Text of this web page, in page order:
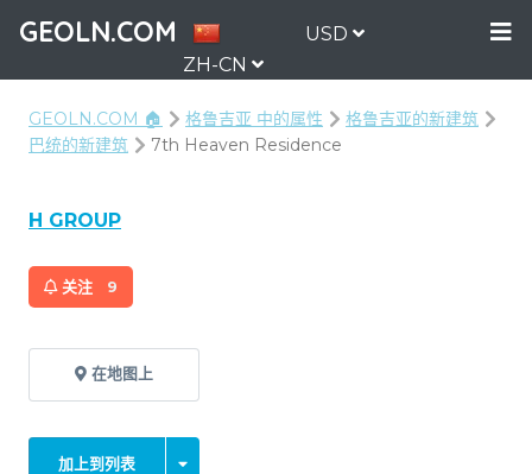
GEOLN.COM
ZH-CN
USD
GEOLN.COM 🏠 格鲁吉亚 中的属性
格鲁吉亚的新建筑
巴统的新建筑
7th Heaven Residence
H GROUP
关注 9
在地图上
加上到列表